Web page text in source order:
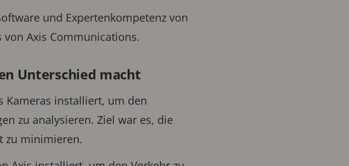
und Expertenkompetenz von
von Axis Communications.
Unterschied macht
Kameras installiert, um den
zu analysieren. Ziel war es, die
zu minimieren.